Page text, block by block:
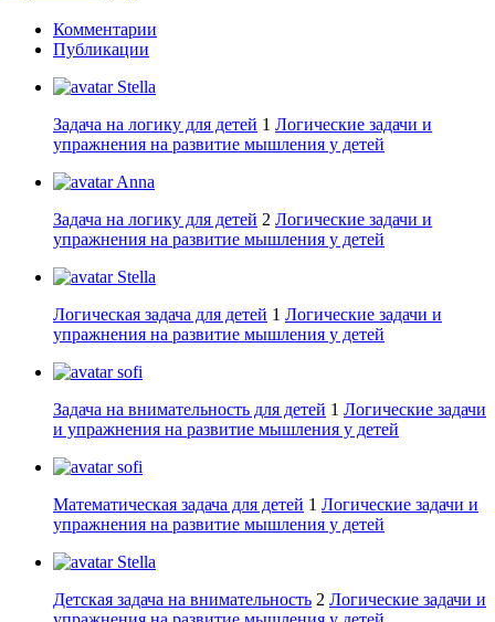
Комментарии
Публикации
Stella
Задача на логику для детей 1 Логические задачи и
упражнения на развитие мышления у детей
Anna
Задача на логику для детей 2 Логические задачи и
упражнения на развитие мышления у детей
Stella
Логическая задача для детей 1 Логические задачи и
упражнения на развитие мышления у детей
sofi
Задача на внимательность для детей 1 Логические задачи
и упражнения на развитие мышления у детей
sofi
Математическая задача для детей 1 Логические задачи и
упражнения на развитие мышления у детей
Stella
Детская задача на внимательность 2 Логические задачи и